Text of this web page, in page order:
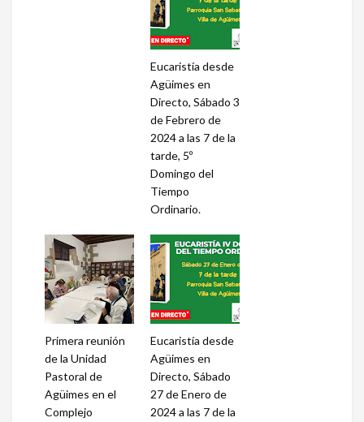
Eucaristía desde
Agüimes en
Directo, Sábado 3
de Febrero de
2024 a las 7 de la
tarde, 5º
Domingo del
Tiempo
Ordinario.
Primera reunión
de la Unidad
Pastoral de
Agüimes en el
Complejo
Eucaristía desde
Agüimes en
Directo, Sábado
27 de Enero de
2024 a las 7 de la